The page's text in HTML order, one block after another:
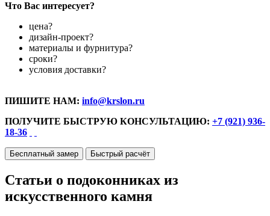
Что Вас интересует?
цена?
дизайн-проект?
материалы и фурнитура?
сроки?
условия доставки?
ПИШИТЕ НАМ: info@krslon.ru
ПОЛУЧИТЕ БЫСТРУЮ КОНСУЛЬТАЦИЮ: +7 (921) 936-
18-36
Бесплатный замер Быстрый расчёт
Статьи о подоконниках из
искусственного камня